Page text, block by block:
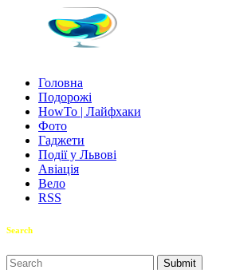
Головна
Подорожі
HowTo | Лайфхаки
Фото
Гаджети
Події у Львові
Авіація
Вело
RSS
Search